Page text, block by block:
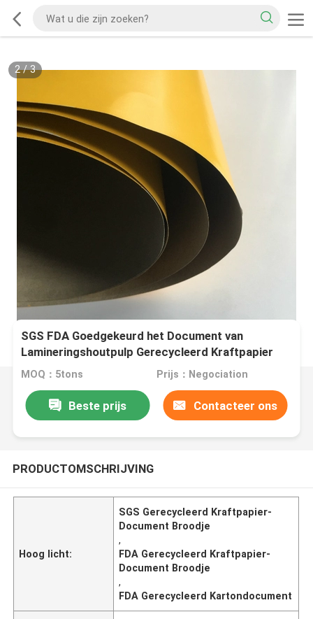
2/3
SGS FDA Goedgekeurd het Document van
Lamineringshoutpulp Gerecycleerd Kraftpapier
Broodje
MOQ：5tons Prijs：Negociation
Beste prijs Contacteer ons
PRODUCTOMSCHRIJVING
Hoog licht:
SGS Gerecycleerd Kraftpapier-
Document Broodje
,
FDA Gerecycleerd Kraftpapier-
Document Broodje
,
FDA Gerecycleerd Kartondocument